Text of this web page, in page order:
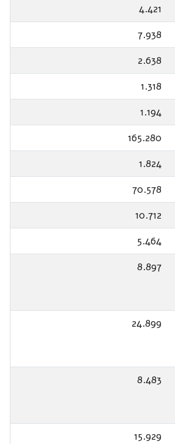
4.421
7.938
2.638
1.318
1.194
165.280
1.824
70.578
10.712
5.464
8.897
24.899
8.483
15.929